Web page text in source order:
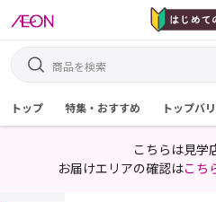
トップ 特集・おすすめ トップバ
こちらは見学
お届けエリアの確認はこち